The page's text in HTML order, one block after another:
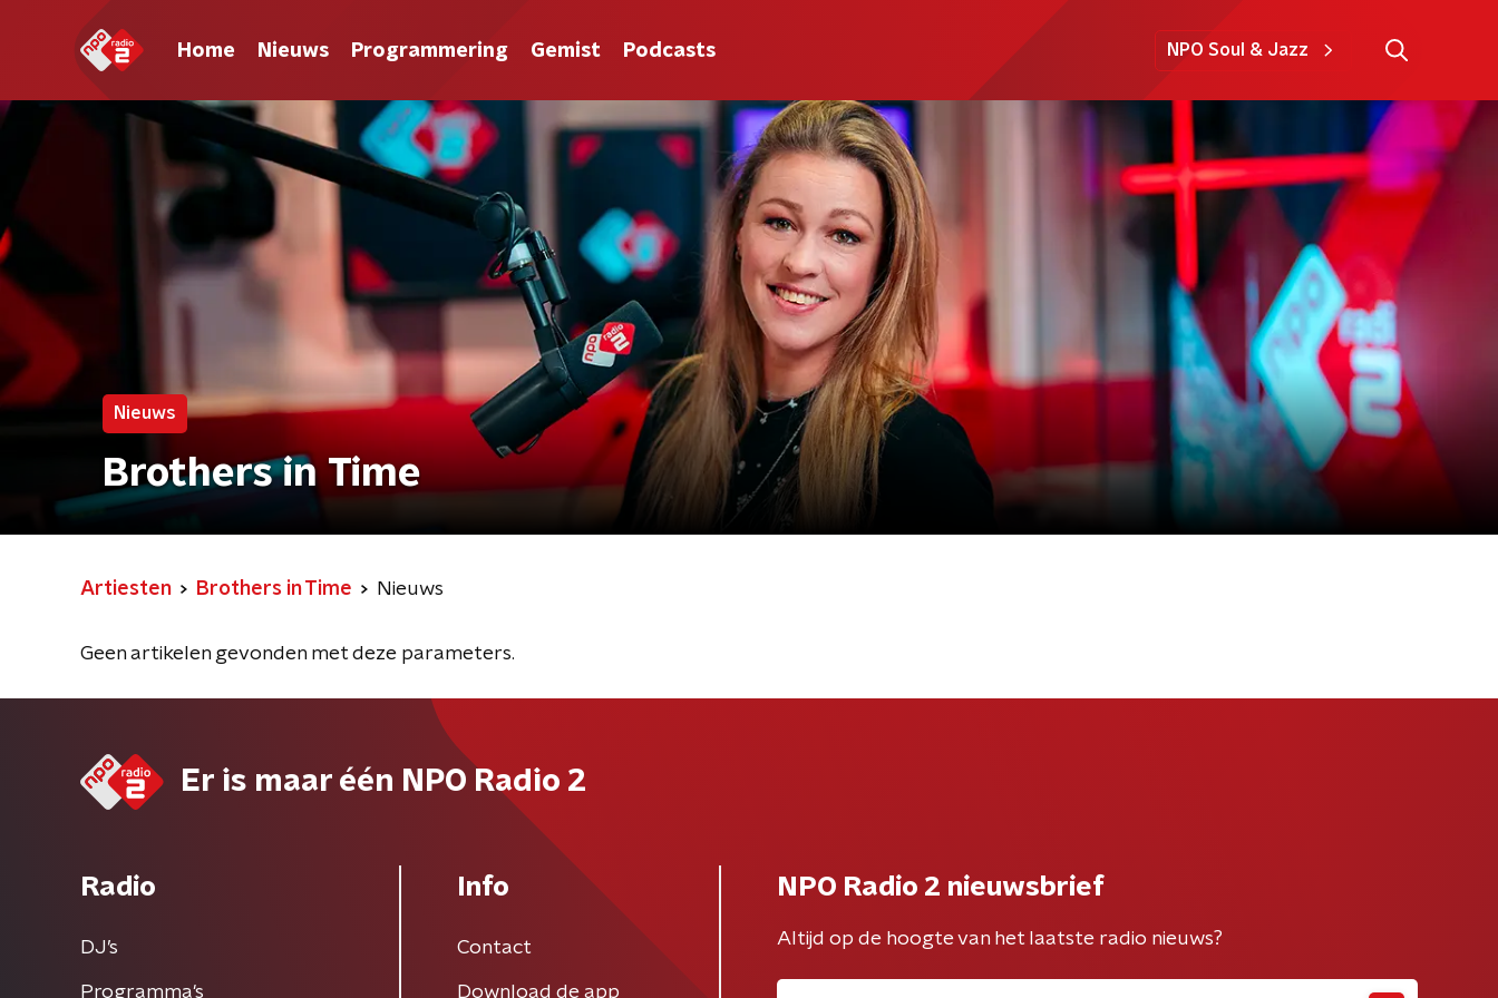
Home Nieuws Programmering Gemist Podcasts NPO Soul & Jazz
Nieuws
Brothers in Time
Artiesten Brothers in Time Nieuws
Geen artikelen gevonden met deze parameters.
Er is maar één NPO Radio 2
Radio
DJ’s
Programma's
Info
Contact
Download de app
NPO Radio 2 nieuwsbrief
Altijd op de hoogte van het laatste radio nieuws?